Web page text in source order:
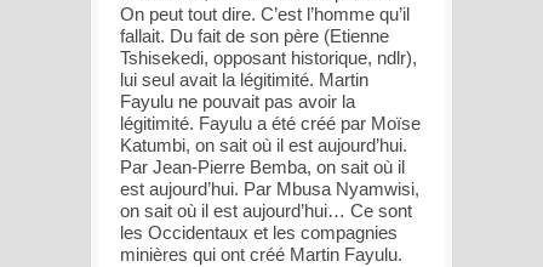
On peut tout dire. C’est l’homme qu’il
fallait. Du fait de son père (Etienne
Tshisekedi, opposant historique, ndlr),
lui seul avait la légitimité. Martin
Fayulu ne pouvait pas avoir la
légitimité. Fayulu a été créé par Moïse
Katumbi, on sait où il est aujourd’hui.
Par Jean-Pierre Bemba, on sait où il
est aujourd’hui. Par Mbusa Nyamwisi,
on sait où il est aujourd’hui… Ce sont
les Occidentaux et les compagnies
minières qui ont créé Martin Fayulu.